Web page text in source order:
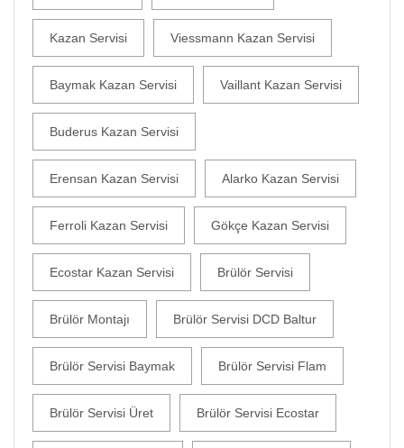
Kazan Servisi Viessmann Kazan Servisi
Baymak Kazan Servisi Vaillant Kazan Servisi
Buderus Kazan Servisi
Erensan Kazan Servisi Alarko Kazan Servisi
Ferroli Kazan Servisi Gökçe Kazan Servisi
Ecostar Kazan Servisi Brülör Servisi
Brülör Montajı Brülör Servisi DCD Baltur
Brülör Servisi Baymak Brülör Servisi Flam
Brülör Servisi Üret Brülör Servisi Ecostar